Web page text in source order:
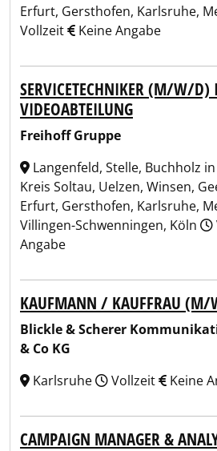
Erfurt, Gersthofen, Karlsruhe,
Vollzeit
Keine Angabe
SERVICETECHNIKER (M/W/D)
VIDEOABTEILUNG
Freihoff Gruppe
Langenfeld, Stelle, Buchholz
Kreis Soltau, Uelzen, Winsen,
Erfurt, Gersthofen, Karlsruhe,
Villingen-Schwenningen, Köln
Angabe
KAUFMANN / KAUFFRAU
Blickle & Scherer
& Co KG
Karlsruhe
Vollzeit Keine
CAMPAIGN MANAGER &